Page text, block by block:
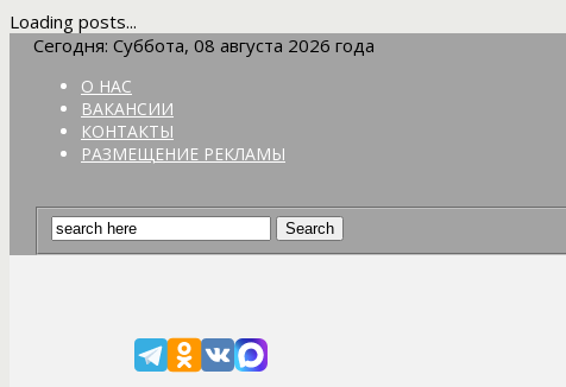
Loading posts...
Сегодня: Суббота, 08 августа 2026 года
О НАС
ВАКАНСИИ
КОНТАКТЫ
РАЗМЕЩЕНИЕ РЕКЛАМЫ